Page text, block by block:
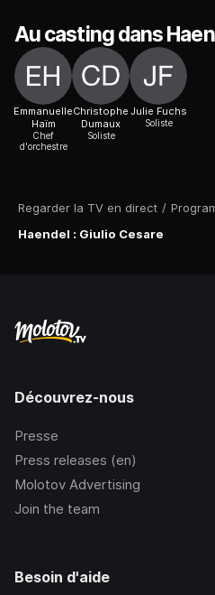
Regarder la TV en direct /
Haendel : Giulio Cesare
Au casting dans
Emmanuelle
Haïm
Chef
d'orchestre
Christophe
Dumaux
Soliste
Julie Fuchs
Soliste
Découvrez-nous
Presse
Press releases (en)
Molotov Advertising
Join the team
Besoin d'aide